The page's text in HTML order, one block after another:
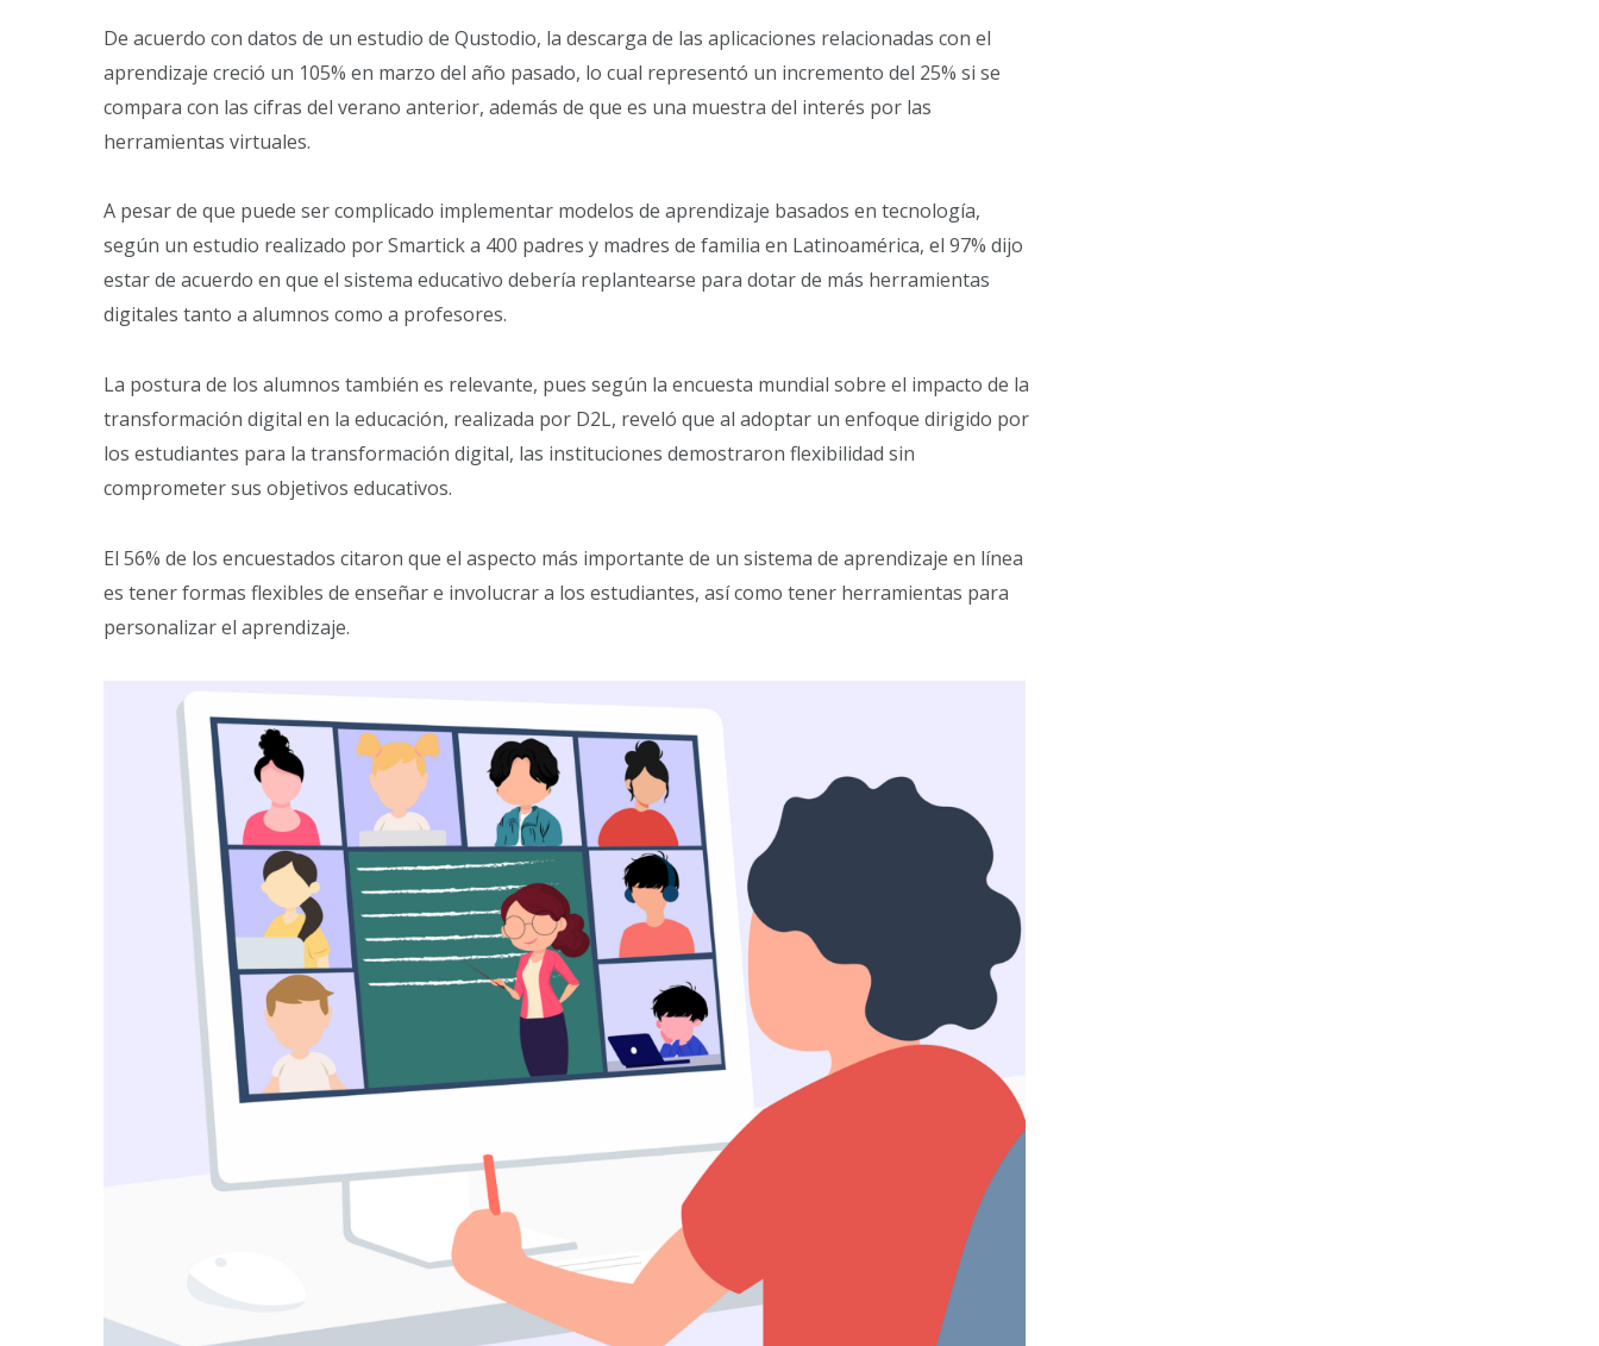
De acuerdo con datos de un estudio de Qustodio, la descarga de las aplicaciones relacionadas con el
aprendizaje creció un 105% en marzo del año pasado, lo cual representó un incremento del 25% si se
compara con las cifras del verano anterior, además de que es una muestra del interés por las
herramientas virtuales.
A pesar de que puede ser complicado implementar modelos de aprendizaje basados en tecnología,
según un estudio realizado por Smartick a 400 padres y madres de familia en Latinoamérica, el 97% dijo
estar de acuerdo en que el sistema educativo debería replantearse para dotar de más herramientas
digitales tanto a alumnos como a profesores.
La postura de los alumnos también es relevante, pues según la encuesta mundial sobre el impacto de la
transformación digital en la educación, realizada por D2L, reveló que al adoptar un enfoque dirigido por
los estudiantes para la transformación digital, las instituciones demostraron flexibilidad sin
comprometer sus objetivos educativos.
El 56% de los encuestados citaron que el aspecto más importante de un sistema de aprendizaje en línea
es tener formas flexibles de enseñar e involucrar a los estudiantes, así como tener herramientas para
personalizar el aprendizaje.